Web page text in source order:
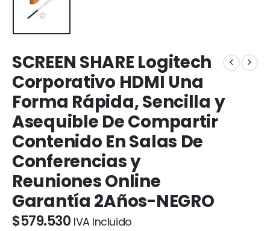
SCREEN SHARE Logitech
Corporativo HDMI Una
Forma Rápida, Sencilla y
Asequible De Compartir
Contenido En Salas De
Conferencias y
Reuniones Online
Garantía 2Años-NEGRO
$579.530 IVA Incluido